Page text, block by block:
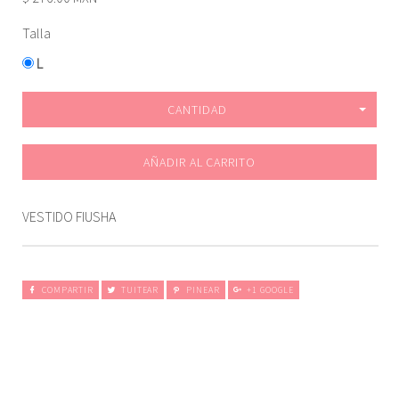
Talla
L
CANTIDAD
AÑADIR AL CARRITO
VESTIDO FIUSHA
COMPARTIR TUITEAR PINEAR +1 GOOGLE